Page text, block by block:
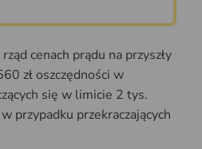
cenach prądu na przyszły
zł oszczędności w
się w limicie 2 tys.
przypadku przekraczających